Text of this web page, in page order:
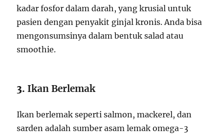
kadar fosfor dalam darah, yang krusial untuk
pasien dengan penyakit ginjal kronis. Anda bisa
mengonsumsinya dalam bentuk salad atau
smoothie.
3.Ikan Berlemak
Ikan berlemak seperti salmon, mackerel, dan
sarden adalah sumber asam lemak omega-3